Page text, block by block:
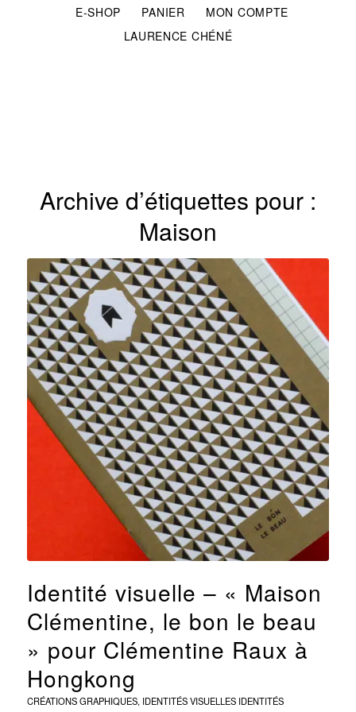
E-SHOP PANIER
MON COMPTE
LAURENCE CHÉNÉ
Archive d’étiquettes pour :
Maison
Identité visuelle – « Maison
Clémentine, le bon le beau
» pour Clémentine Raux à
Hongkong
CRÉATIONS GRAPHIQUES, IDENTITÉS VISUELLES IDENTITÉS